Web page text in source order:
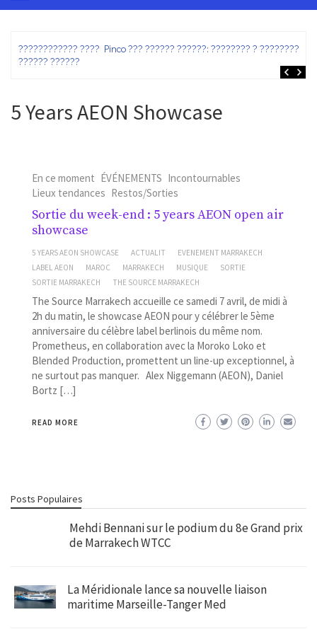
???????????? ???? Pinco ??? ?????? ??????: ???????? ? ???????? ?
?????? ??????
5 Years AEON Showcase
En ce moment ÉVÉNEMENTS Incontournables
Lieux tendances Restos/Sorties
Sortie du week-end : 5 years AEON open air
showcase
5 YEARS AEON SHOWCASE ACTUALIT
EVENEMENT MARRAKECH
LABEL AEON
MAROC MARRAKECH MUSIQUE
SORTIE
SORTIE MARRAKECH
THE SOURCE MARRAKECH
The Source Marrakech accueille ce samedi 7 avril, de midi à
2h du matin, le showcase AEON pour y célébrer le 5ème
anniversaire du célèbre label berlinois du même nom.
Prometheus, en collaboration avec la Moroko Loko et
Blended Production, promettent un line-up exceptionnel, à
ne surtout pas manquer. Alex Niggemann (AEON), Daniel
Bortz […]
READ MORE
Posts Populaires
Mehdi Bennani sur le podium du 8e Grand prix
de Marrakech WTCC
La Méridionale lance sa nouvelle liaison
maritime Marseille-Tanger Med